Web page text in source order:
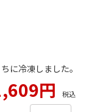
に冷凍しました。
円 税込